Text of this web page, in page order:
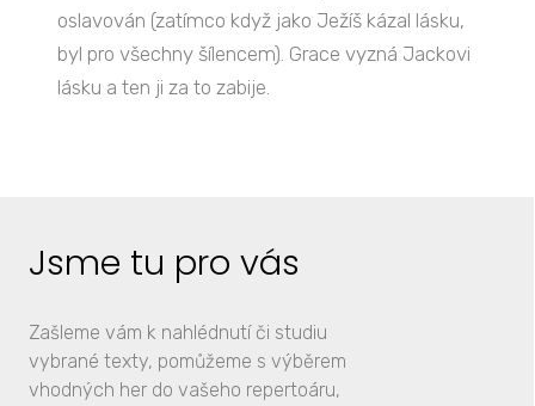
oslavován (zatímco když jako Ježíš kázal lásku,
byl pro všechny šílencem). Grace vyzná Jackovi
lásku a ten ji za to zabije.
Jsme tu pro vás
Zašleme vám k nahlédnutí či studiu
vybrané texty, pomůžeme s výběrem
vhodných her do vašeho repertoáru,